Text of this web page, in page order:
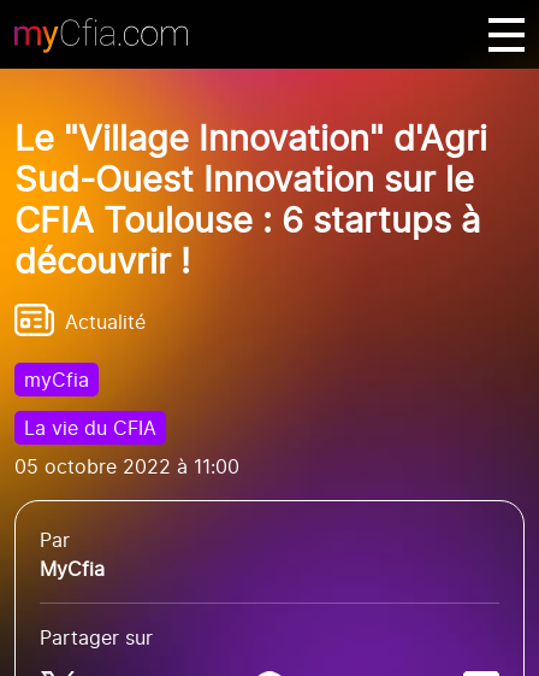
Le "Village Innovation" d'Agri
Sud-Ouest Innovation sur le
CFIA Toulouse : 6 startups à
découvrir !
Actualité
myCfia
La vie du CFIA
05 octobre 2022 à 11:00
Par
MyCfia
Partager sur